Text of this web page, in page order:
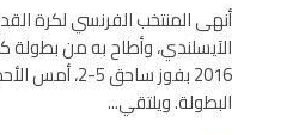
أنهى المنتخب الفرنسي لكرة
الآيسلندي، وأطاح به من بطولة
2016 بفوز ساحق
البطولة. ويلتقي...